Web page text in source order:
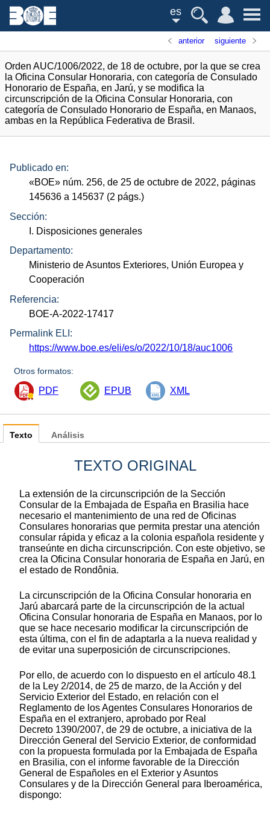
es
anterior siguiente
Orden AUC/1006/2022, de 18 de octubre, por la que se crea
la Oficina Consular Honoraria, con categoría de Consulado
Honorario de España, en Jarú, y se modifica la
circunscripción de la Oficina Consular Honoraria, con
categoría de Consulado Honorario de España, en Manaos,
ambas en la República Federativa de Brasil.
Publicado en:
«BOE» núm. 256, de 25 de octubre de 2022, páginas
145636 a 145637 (2 págs.)
Sección:
I. Disposiciones generales
Departamento:
Ministerio de Asuntos Exteriores, Unión Europea y
Cooperación
Referencia:
BOE-A-2022-17417
Permalink ELI:
https://www.boe.es/eli/es/o/2022/10/18/auc1006
Otros formatos:
PDF EPUB XML
Texto
TEXTO ORIGINAL
La extensión de la circunscripción de la Sección
Consular de la Embajada de España en Brasilia hace
necesario el mantenimiento de una red de Oficinas
Consulares honorarias que permita prestar una atención
consular rápida y eficaz a la colonia española residente y
transeúnte en dicha circunscripción. Con este objetivo, se
crea la Oficina Consular honoraria de España en Jarú, en
el estado de Rondônia.
La circunscripción de la Oficina Consular honoraria en
Jarú abarcará parte de la circunscripción de la actual
Oficina Consular honoraria de España en Manaos, por lo
que se hace necesario modificar la circunscripción de
esta última, con el fin de adaptarla a la nueva realidad y
de evitar una superposición de circunscripciones.
Por ello, de acuerdo con lo dispuesto en el artículo 48.1
de la Ley 2/2014, de 25 de marzo, de la Acción y del
Servicio Exterior del Estado, en relación con el
Reglamento de los Agentes Consulares Honorarios de
España en el extranjero, aprobado por Real
Decreto 1390/2007, de 29 de octubre, a iniciativa de la
Dirección General del Servicio Exterior, de conformidad
con la propuesta formulada por la Embajada de España
en Brasilia, con el informe favorable de la Dirección
General de Españoles en el Exterior y Asuntos
Consulares y de la Dirección General para Iberoamérica,
dispongo:
Análisis